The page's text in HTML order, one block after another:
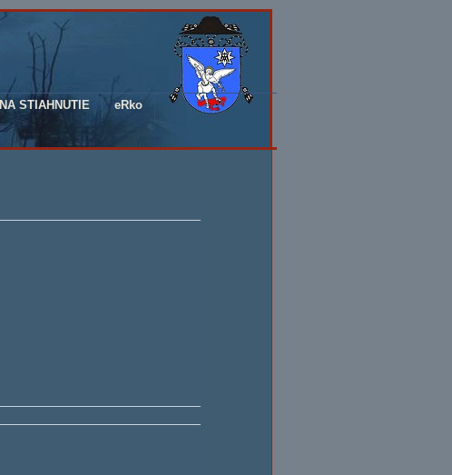
NA STIAHNUTIE
eRko